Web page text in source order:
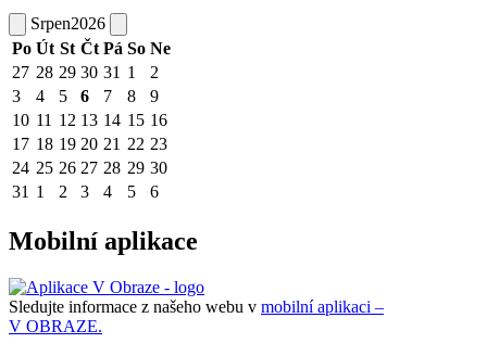
Srpen2026
Po Út St Čt Pá So Ne
27 28 29 30 31 1
2
3
4 5 6 7 8
9
10 11 12 13 14 15 16
17 18 19 20 21 22 23
24 25 26 27 28 29 30
31 1 2 3 4 5 6
Mobilní aplikace
Sledujte informace z našeho webu v mobilní aplikaci –
V OBRAZE.